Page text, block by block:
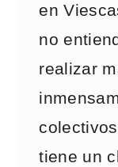
en
no
realizar
tiene un